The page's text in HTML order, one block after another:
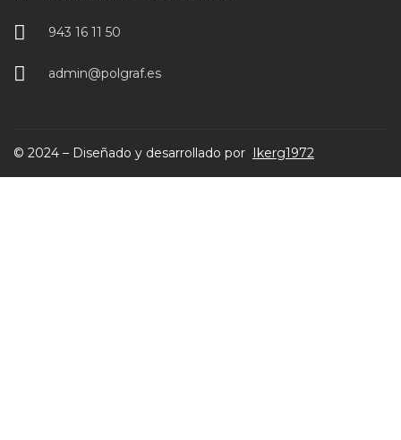
943 16 11 50
admin@polgraf.es
© 2024 – Diseñado y desarrollado por Ikerg1972